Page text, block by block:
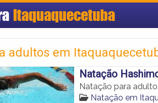
Itaquaquecetuba
adultos em
Natação
Natação para
Natação em